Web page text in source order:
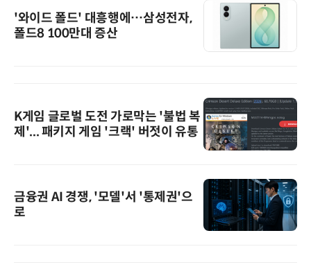
'와이드 폴드' 대흥행에…삼성전자,
폴드8 100만대 증산
K게임 글로벌 도전 가로막는 '불법 복
제'... 패키지 게임 '크랙' 버젓이 유통
금융권 AI 경쟁, '모델'서 '통제권'으
로